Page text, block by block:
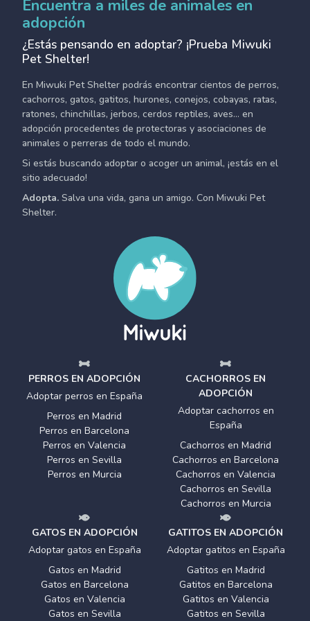
Encuentra a miles de animales en
adopción
¿Estás pensando en adoptar? ¡Prueba Miwuki
Pet Shelter!
En Miwuki Pet Shelter podrás encontrar cientos de perros,
cachorros, gatos, gatitos, hurones, conejos, cobayas, ratas,
ratones, chinchillas, jerbos, cerdos reptiles, aves... en
adopción procedentes de protectoras y asociaciones de
animales o perreras de todo el mundo.
Si estás buscando adoptar o acoger un animal, ¡estás en el
sitio adecuado!
Adopta. Salva una vida, gana un amigo. Con Miwuki Pet
Shelter.
PERROS EN ADOPCIÓN
Adoptar perros en España
Perros en Madrid
Perros en Barcelona
Perros en Valencia
Perros en Sevilla
Perros en Murcia
CACHORROS EN
ADOPCIÓN
Adoptar cachorros en
España
Cachorros en Madrid
Cachorros en Barcelona
Cachorros en Valencia
Cachorros en Sevilla
Cachorros en Murcia
GATOS EN ADOPCIÓN
Adoptar gatos en España
Gatos en Madrid
Gatos en Barcelona
Gatos en Valencia
Gatos en Sevilla
GATITOS EN ADOPCIÓN
Adoptar gatitos en España
Gatitos en Madrid
Gatitos en Barcelona
Gatitos en Valencia
Gatitos en Sevilla